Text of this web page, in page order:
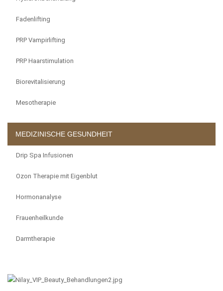
Fadenlifting
PRP Vampirlifting
PRP Haarstimulation
Biorevitalisierung
Mesotherapie
MEDIZINISCHE GESUNDHEIT
Drip Spa Infusionen
Ozon Therapie mit Eigenblut
Hormonanalyse
Frauenheilkunde
Darmtherapie